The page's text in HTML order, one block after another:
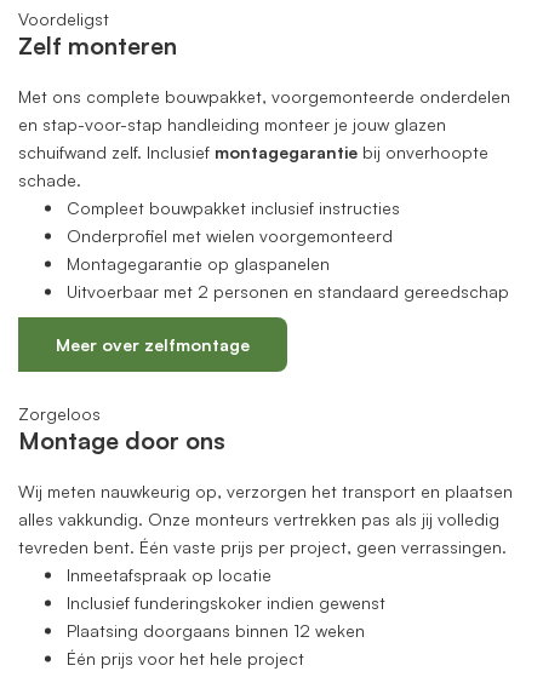
Voordeligst
Zelf monteren
Met ons complete bouwpakket, voorgemonteerde onderdelen
en stap-voor-stap handleiding monteer je jouw glazen
schuifwand zelf. Inclusief montagegarantie bij onverhoopte
schade.
Compleet bouwpakket inclusief instructies
Onderprofiel met wielen voorgemonteerd
Montagegarantie op glaspanelen
Uitvoerbaar met 2 personen en standaard gereedschap
Meer over zelfmontage
Zorgeloos
Montage door ons
Wij meten nauwkeurig op, verzorgen het transport en plaatsen
alles vakkundig. Onze monteurs vertrekken pas als jij volledig
tevreden bent. Één vaste prijs per project, geen verrassingen.
Inmeetafspraak op locatie
Inclusief funderingskoker indien gewenst
Plaatsing doorgaans binnen 12 weken
Één prijs voor het hele project